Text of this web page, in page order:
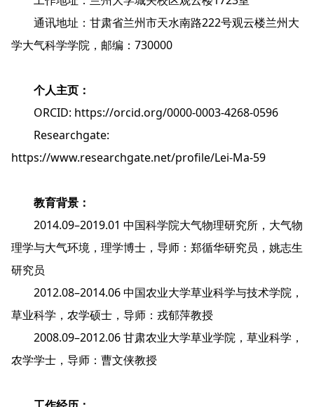
通讯地址：甘肃省兰州市天水南路222号观云楼兰州大
学大气科学学院，邮编：730000
个人主页：
ORCID: https://orcid.org/0000-0003-4268-0596
Researchgate:
https://www.researchgate.net/profile/Lei-Ma-59
教育背景：
2014.09–2019.01 中国科学院大气物理研究所，大气物
理学与大气环境，理学博士，导师：郑循华研究员，姚志生
研究员
2012.08–2014.06 中国农业大学草业科学与技术学院，
草业科学，农学硕士，导师：戎郁萍教授
2008.09–2012.06 甘肃农业大学草业学院，草业科学，
农学学士，导师：曹文侠教授